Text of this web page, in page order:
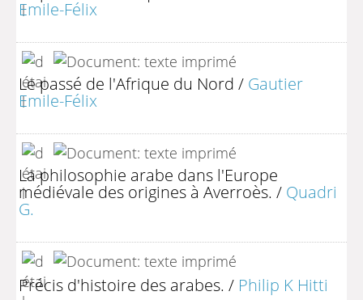
Emile-Félix
Le passé de l'Afrique du Nord / Gautier
Emile-Félix
La philosophie arabe dans l'Europe
médiévale des origines à Averroès. / Quadri
G.
Précis d'histoire des arabes. / Philip K Hitti